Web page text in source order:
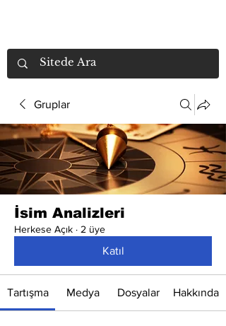
Gruplar
İsim Analizleri
Herkese Açık · 2 üye
Katıl
Tartışma Medya Dosyalar Hakkında